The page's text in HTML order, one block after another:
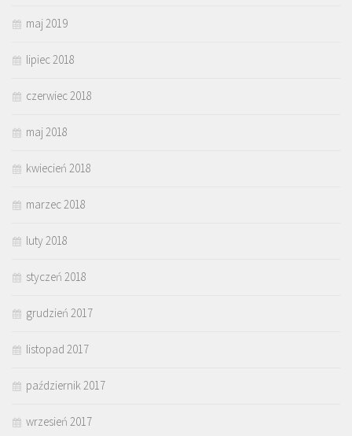
maj 2019
lipiec 2018
czerwiec 2018
maj 2018
kwiecień 2018
marzec 2018
luty 2018
styczeń 2018
grudzień 2017
listopad 2017
październik 2017
wrzesień 2017